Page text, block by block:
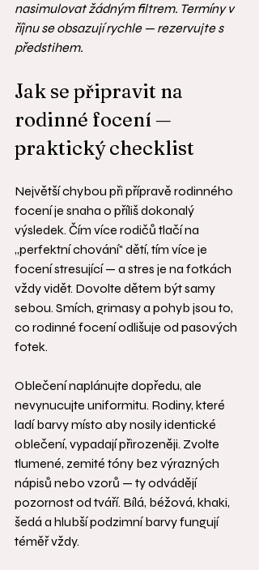
nasimulovat žádným filtrem. Termíny v
říjnu se obsazují rychle — rezervujte s
předstihem.
Jak se připravit na
rodinné focení —
praktický checklist
Největší chybou při přípravě rodinného
focení je snaha o příliš dokonalý
výsledek. Čím více rodičů tlačí na
„perfektní chování" dětí, tím více je
focení stresující — a stres je na fotkách
vždy vidět. Dovolte dětem být samy
sebou. Smích, grimasy a pohyb jsou to,
co rodinné focení odlišuje od pasových
fotek.
Oblečení naplánujte dopředu, ale
nevynucujte uniformitu. Rodiny, které
ladí barvy místo aby nosily identické
oblečení, vypadají přirozeněji. Zvolte
tlumené, zemité tóny bez výrazných
nápisů nebo vzorů — ty odvádějí
pozornost od tváří. Bílá, béžová, khaki,
šedá a hlubší podzimní barvy fungují
téměř vždy.